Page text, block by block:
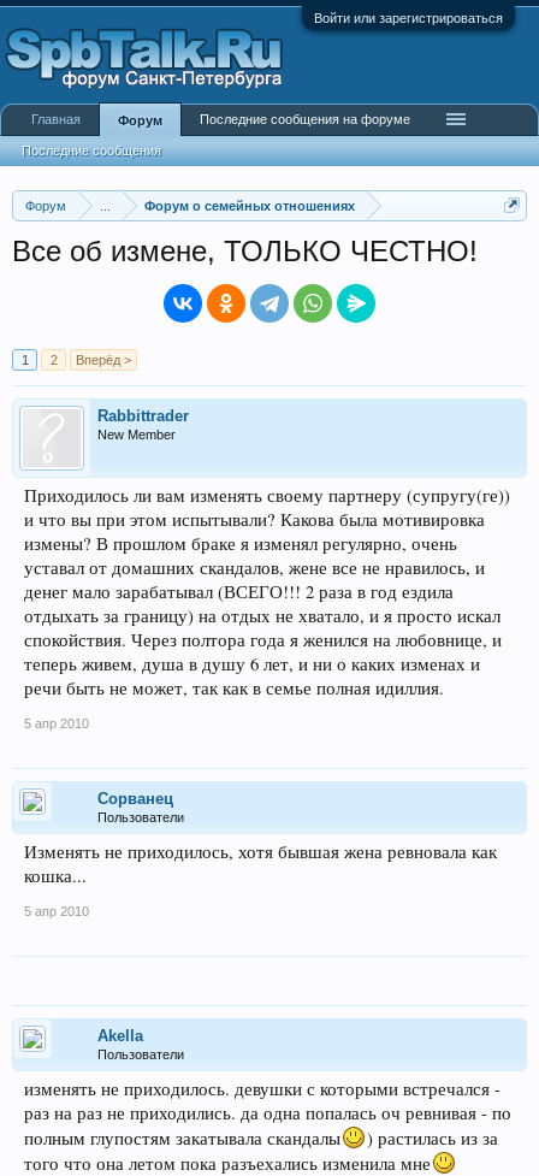
Войти или зарегистрироваться
Форум Форум о семейных отношениях
Все об измене, ТОЛЬКО ЧЕСТНО!
1 2 Вперёд >
Rabbittrader
New Member
Приходилось ли вам изменять своему партнеру (супругу(ге))
и что вы при этом испытывали? Какова была мотивировка
измены? В прошлом браке я изменял регулярно, очень
уставал от домашних скандалов, жене все не нравилось, и
денег мало зарабатывал (ВСЕГО!!! 2 раза в год ездила
отдыхать за границу) на отдых не хватало, и я просто искал
спокойствия. Через полтора года я женился на любовнице, и
теперь живем, душа в душу 6 лет, и ни о каких изменах и
речи быть не может, так как в семье полная идиллия.
5 апр 2010
Сорванец
Пользователи
Изменять не приходилось, хотя бывшая жена ревновала как
кошка...
5 апр 2010
Akella
Пользователи
изменять не приходилось. девушки с которыми встречался -
раз на раз не приходились. да одна попалась оч ревнивая - по
полным глупостям закатывала скандалы
) растилась из за
того что она летом пока разъехались изменила мне
Главная Форум
Последние сообщения
Последние сообщения на форуме